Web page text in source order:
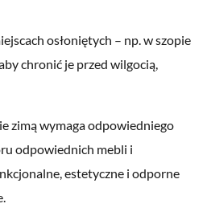
osłoniętych – np. w szopie
chronić je przed wilgocią,
zimą wymaga odpowiedniego
odpowiednich mebli i
estetyczne i odporne